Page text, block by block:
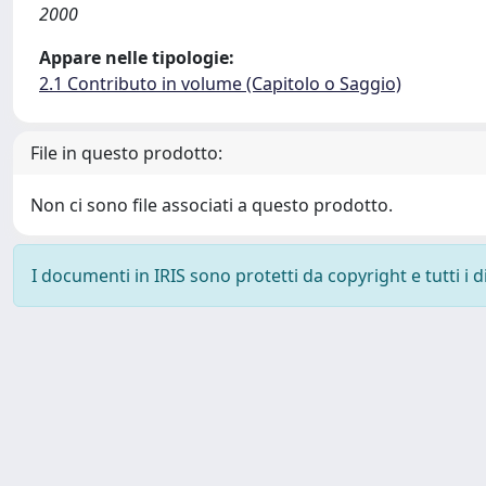
2000
Appare nelle tipologie:
2.1 Contributo in volume (Capitolo o Saggio)
File in questo prodotto:
Non ci sono file associati a questo prodotto.
I documenti in IRIS sono protetti da copyright e tutti i